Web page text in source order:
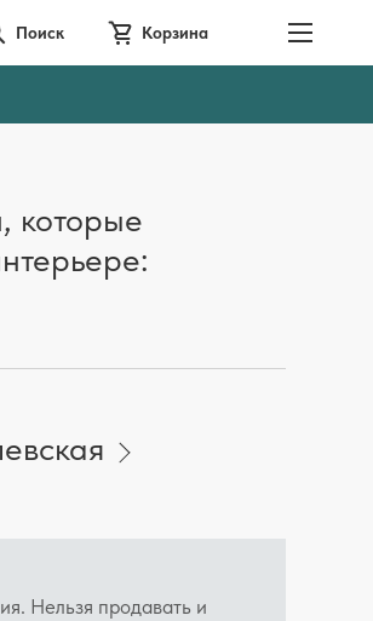
Поиск Корзина
которые
Нельзя продавать и